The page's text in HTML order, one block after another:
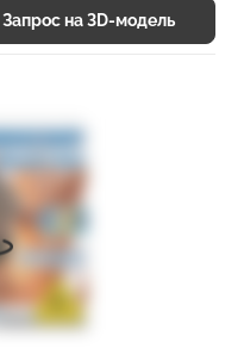
Запрос на 3D-модель